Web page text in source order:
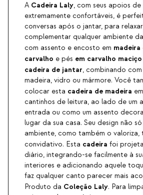
A Cadeira Laly, com seus apoios
extremamente confortáveis, é
conversas após o jantar, para
complementar qualquer ambiente
com assento e encosto em madeira
carvalho e pés em carvalho maciço
cadeira de jantar, combinando
madeira, vidro ou mármore. Você
colocar esta cadeira de madeira
cantinhos de leitura, ao lado de um
entrada ou como um assento
lugar da sua casa. Seu design não
ambiente, como também o valoriza,
convidativo. Esta cadeira foi
diário, integrando-se facilmente à
interiores e adicionando aquele
faz qualquer canto parecer mais
Produto da Coleção Laly. Para